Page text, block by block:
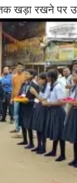
खड़ा रखने पर